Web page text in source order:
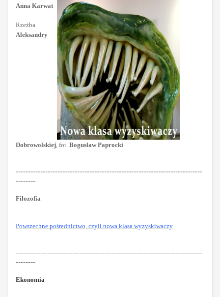
Anna Karwat
Rzeźba
Aleksandry
Dobrowolskiej, fot. Bogusław Paprocki
----------------------------------------------------------------------------
--------
Filozofia
Powszechne pośrednictwo, czyli nowa klasa wyzyskiwaczy
----------------------------------------------------------------------------
--------
Ekonomia